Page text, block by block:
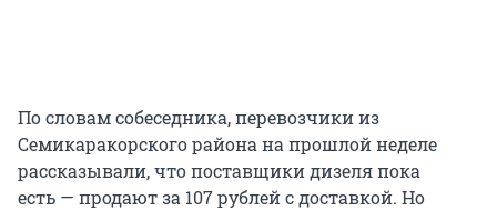
По словам собеседника, перевозчики из
Семикаракорского района на прошлой неделе
рассказывали, что поставщики дизеля пока
есть — продают за 107 рублей с доставкой. Но